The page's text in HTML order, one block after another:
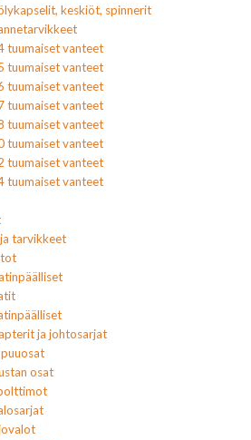
keskiöt, spinnerit
tuumaiset vanteet
tuumaiset vanteet
tuumaiset vanteet
tuumaiset vanteet
tuumaiset vanteet
tuumaiset vanteet
tuumaiset vanteet
tuumaiset vanteet
tarvikkeet
ja johtosarjat
osat